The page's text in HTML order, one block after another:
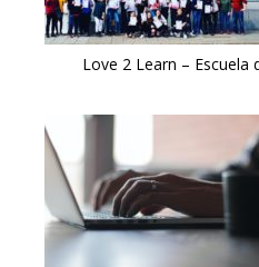
Love 2 Learn – Escuela